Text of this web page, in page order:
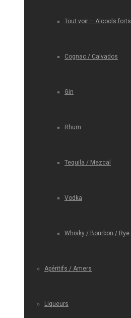
Tout voir – Alcools forts
Cognac / Calvados
Gin
Rhum
Tequila / Mezcal
Vodka
Whisky / Bourbon / Rye
Apéritifs / Amers
Liqueurs